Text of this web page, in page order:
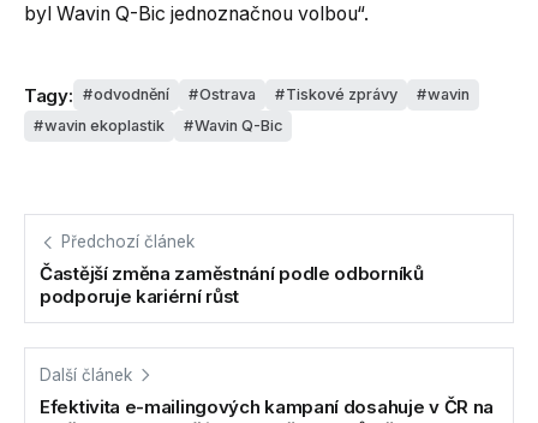
byl Wavin Q-Bic jednoznačnou volbou“.
Tagy: odvodnění Ostrava Tiskové zprávy
wavin
wavin ekoplastik
Wavin Q-Bic
Předchozí článek
Častější změna zaměstnání podle odborníků
podporuje kariérní růst
Další článek
Efektivita e-mailingových kampaní dosahuje v ČR na